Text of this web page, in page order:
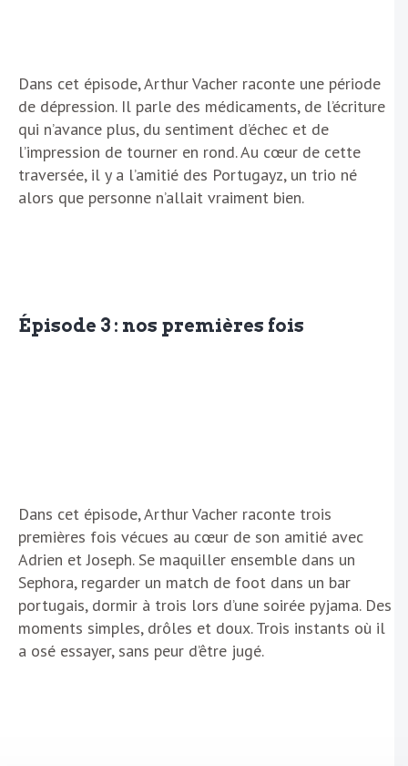
Dans cet épisode, Arthur Vacher raconte une période
de dépression. Il parle des médicaments, de l’écriture
qui n’avance plus, du sentiment d’échec et de
l’impression de tourner en rond. Au cœur de cette
traversée, il y a l’amitié des Portugayz, un trio né
alors que personne n’allait vraiment bien.
Épisode 3 : nos premières fois
Dans cet épisode, Arthur Vacher raconte trois
premières fois vécues au cœur de son amitié avec
Adrien et Joseph. Se maquiller ensemble dans un
Sephora, regarder un match de foot dans un bar
portugais, dormir à trois lors d’une soirée pyjama. Des
moments simples, drôles et doux. Trois instants où il
a osé essayer, sans peur d’être jugé.